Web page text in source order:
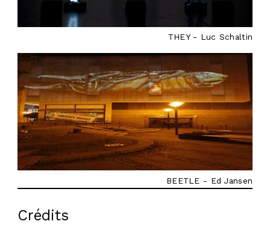
THEY - Luc Schaltin
BEETLE - Ed Jansen
Crédits